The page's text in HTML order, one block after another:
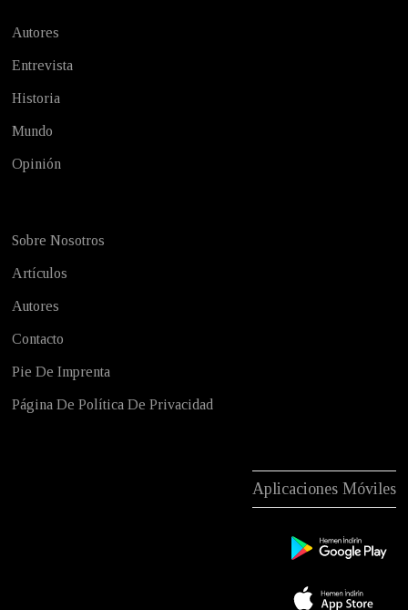
Autores
Entrevista
Historia
Mundo
Opinión
Sobre Nosotros
Artículos
Autores
Contacto
Pie De Imprenta
Página De Política De Privacidad
Aplicaciones Móviles